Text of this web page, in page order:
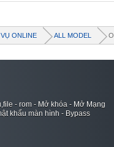
ONLINE ALL MODEL
- rom - Mở khóa - Mở Mạng
khẩu màn hình - Bypass